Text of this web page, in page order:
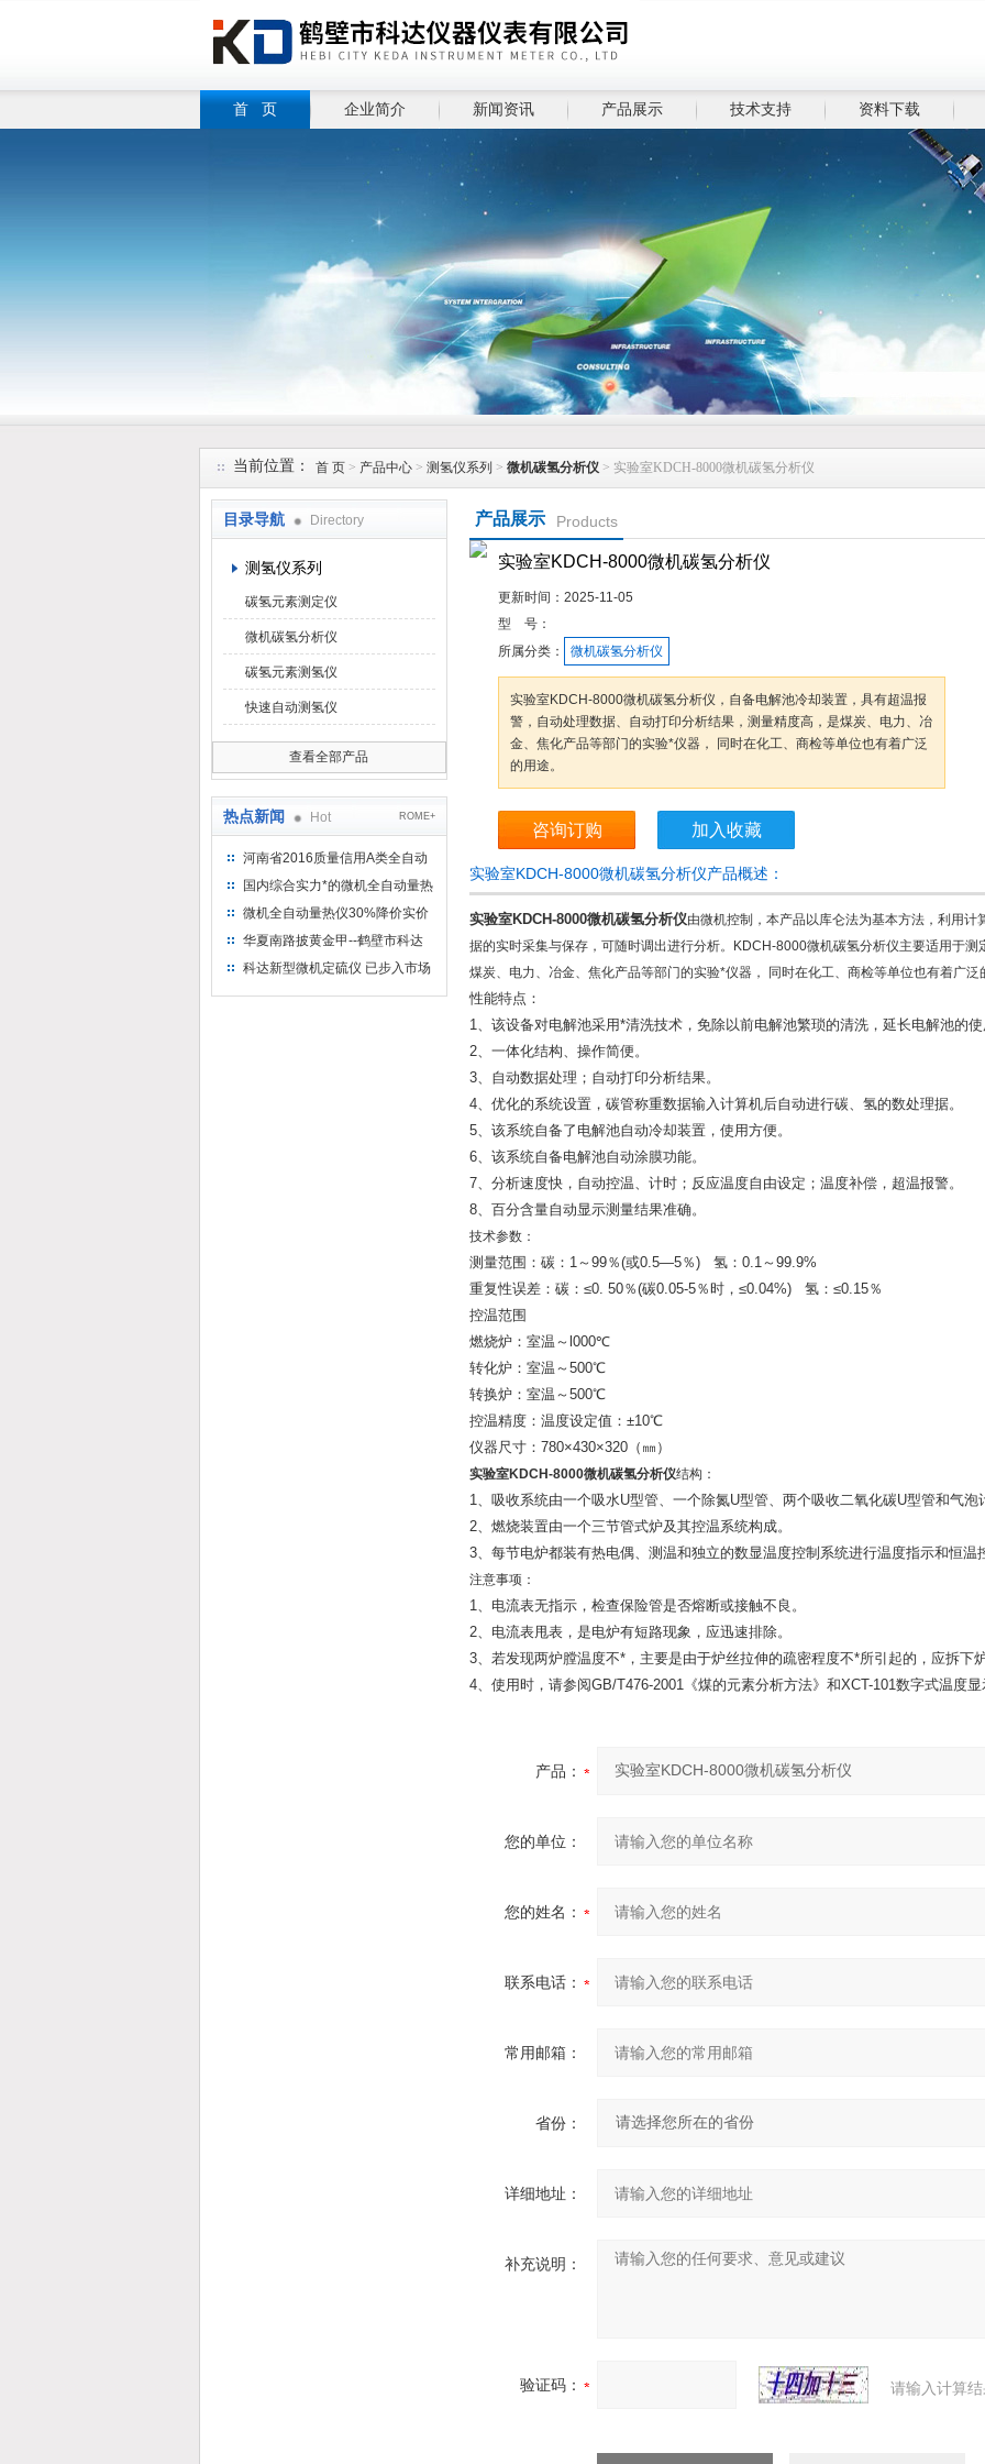
首 页 企业简介 新闻资讯 产品展示 技术支持 资料下载
当前位置： 首 页 > 产品中心 > 测氢仪系列 > 微机碳氢分析仪 > 实验室KDCH-8000微机碳氢分析仪
目录导航 Directory
测氢仪系列
碳氢元素测定仪
微机碳氢分析仪
碳氢元素测氢仪
快速自动测氢仪
查看全部产品
热点新闻 Hot ROME+
河南省2016质量信用A类全自动
量热仪
国内综合实力*的微机全自动量热
仪制造企业
微机全自动量热仪30%降价实价
出售
华夏南路披黄金甲--鹤壁市科达
仪器仪表有限公司
科达新型微机定硫仪 已步入市场
产品展示 Products
实验室KDCH-8000微机碳氢分析仪
更新时间： 2025-11-05
型 号：
所属分类：
微机碳氢分析仪
实验室KDCH-8000微机碳氢分析仪，自备电解池冷却装置，具有超温报
警，自动处理数据、自动打印分析结果，测量精度高，是煤炭、电力、冶
金、焦化产品等部门的实验*仪器， 同时在化工、商检等单位也有着广泛
的用途。
咨询订购 加入收藏
实验室KDCH-8000微机碳氢分析仪产品概述：
实验室KDCH-8000微机碳氢分析仪由微机控制，本产品以库仑法为基本方法，利用
据的实时采集与保存，可随时调出进行分析。KDCH-8000微机碳氢分析仪主要适用于
煤炭、电力、冶金、焦化产品等部门的实验*仪器， 同时在化工、商检等单位也有着广泛
性能特点：
1、该设备对电解池采用*清洗技术，免除以前电解池繁琐的清洗，延长电解池的
2、一体化结构、操作简便。
3、自动数据处理；自动打印分析结果。
4、优化的系统设置，碳管称重数据输入计算机后自动进行碳、氢的数处理据。
5、该系统自备了电解池自动冷却装置，使用方便。
6、该系统自备电解池自动涂膜功能。
7、分析速度快，自动控温、计时；反应温度自由设定；温度补偿，超温报警。
8、百分含量自动显示测量结果准确。
技术参数：
测量范围：碳：1～99％(或0.5—5％) 氢：0.1～99.9%
重复性误差：碳：≤0. 50％(碳0.05-5％时，≤0.04%) 氢：≤0.15％
控温范围
燃烧炉：室温～l000℃
转化炉：室温～500℃
转换炉：室温～500℃
控温精度：温度设定值：±10℃
仪器尺寸：780×430×320（㎜）
实验室KDCH-8000微机碳氢分析仪结构：
1、吸收系统由一个吸水U型管、一个除氮U型管、两个吸收二氧化碳U型管和气
2、燃烧装置由一个三节管式炉及其控温系统构成。
3、每节电炉都装有热电偶、测温和独立的数显温度控制系统进行温度指示和恒温
注意事项：
1、电流表无指示，检查保险管是否熔断或接触不良。
2、电流表甩表，是电炉有短路现象，应迅速排除。
3、若发现两炉膛温度不*，主要是由于炉丝拉伸的疏密程度不*所引起的，应拆下
4、使用时，请参阅GB/T476-2001《煤的元素分析方法》和XCT-101数字式温度
产品：
您的单位：
您的姓名：
联系电话：
常用邮箱：
省份：
详细地址：
补充说明：
验证码： 请输入计算